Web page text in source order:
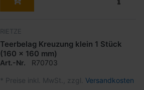
RIETZE
Teerbelag Kreuzung klein 1 Stück
(160 x 160 mm)
Art.-Nr. R70703
* Preise inkl. MwSt., zzgl. Versandkosten